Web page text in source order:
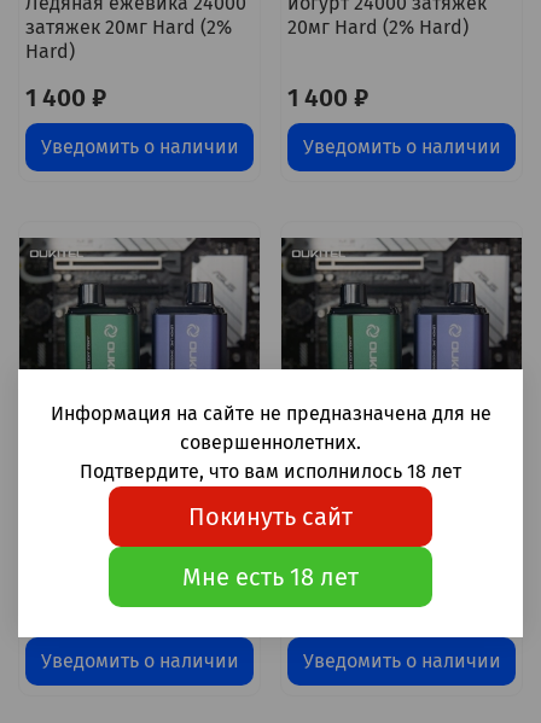
затяжек 20мг Hard (2%
Hard)
1 400 ₽
Уведомить о наличии
20мг Hard (2% Hard)
1 400 ₽
Уведомить о наличии
Oukitel X mode Красное
Яблоко/Апероль 24000
затяжек 20мг Hard (2%
Уведомить о наличии
Oukitel X mode Лимон
Лайм/Имбирное
Печенье 24000 затяжек
20мг Hard (2% Hard)
1 400 ₽
Уведомить о наличии
Информация на сайте не предназначена для не
совершеннолетних.
Подтвердите, что вам исполнилось 18 лет
Покинуть сайт
Мне есть 18 лет